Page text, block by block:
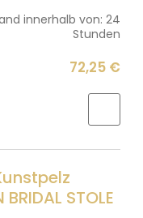
innerhalb von: 24
Stunden
72,25 €
STOLE